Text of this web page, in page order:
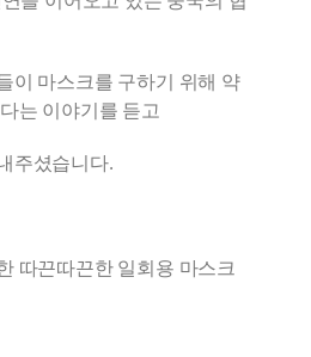
Recruit
NEWS
ABOUT
이 마스크를 구하기 위해 약
는 이야기를 듣고
주셨습니다.
따끈따끈한 일회용 마스크